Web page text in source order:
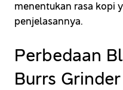
menentukan rasa kopi
penjelasannya.
Perbedaan
Burrs Grinder